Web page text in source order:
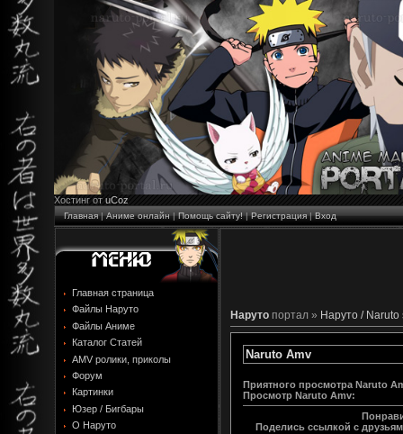
Хостинг от uCoz
Главная|Аниме онлайн|Помощь сайту!|Регистрация|Вход
Главная страница
Файлы Наруто
Файлы Аниме
Каталог Статей
AMV ролики, приколы
Форум
Картинки
Юзер / Бигбары
О Наруто
Наруто портал » Наруто /
Naruto Amv
Приятного просмотра Naruto
Просмотр Naruto Amv:
Поделись ссылкой с